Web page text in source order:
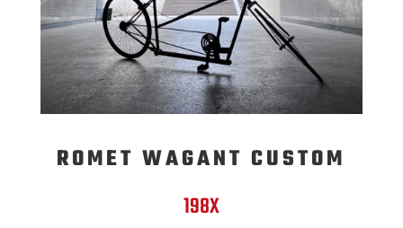
ROMET WAGANT CUSTOM
198X